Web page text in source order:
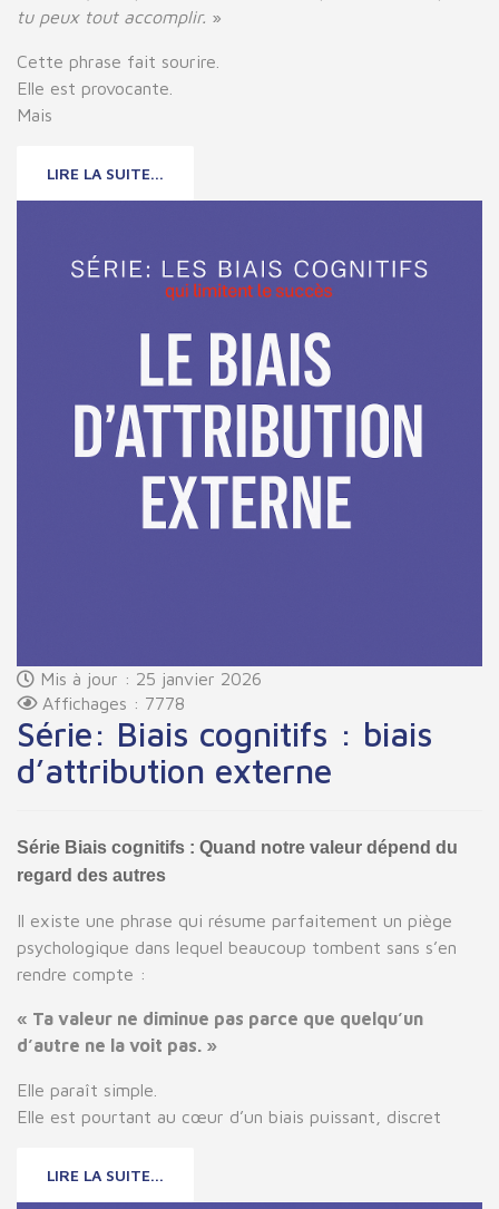
tu peux tout accomplir. »
Cette phrase fait sourire.
Elle est provocante.
Mais
LIRE LA SUITE...
Mis à jour : 25 janvier 2026
Affichages : 7778
Série: Biais cognitifs : biais
d’attribution externe
Série Biais cognitifs : Quand notre valeur dépend du
regard des autres
Il existe une phrase qui résume parfaitement un piège
psychologique dans lequel beaucoup tombent sans s’en
rendre compte :
« Ta valeur ne diminue pas parce que quelqu’un
d’autre ne la voit pas. »
Elle paraît simple.
Elle est pourtant au cœur d’un biais puissant, discret
LIRE LA SUITE...